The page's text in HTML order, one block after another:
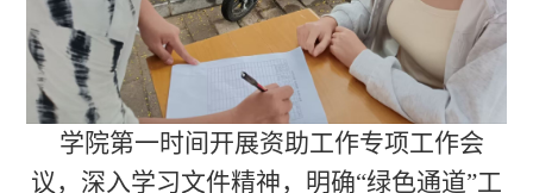
学院第一时间开展资助工作专项工作会
议，深入学习文件精神，明确“绿色通道”工